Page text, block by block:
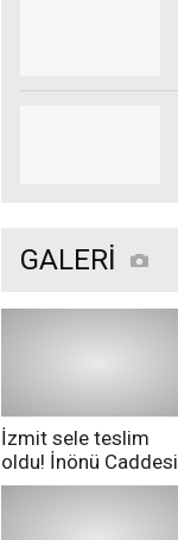
GALERİ
İzmit sele teslim
oldu! İnönü Caddesi
göle döndü!